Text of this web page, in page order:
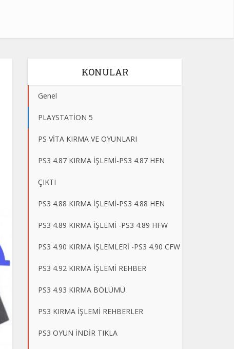
KONULAR
Genel
PLAYSTATİON 5
PS VİTA KIRMA VE OYUNLARI
PS3 4.87 KIRMA İŞLEMİ-PS3 4.87 HEN
ÇIKTI
PS3 4.88 KIRMA İŞLEMİ-PS3 4.88 HEN
PS3 4.89 KIRMA İŞLEMİ -PS3 4.89 HFW
PS3 4.90 KIRMA İŞLEMLERİ -PS3 4.90 CFW
PS3 4.92 KIRMA İŞLEMİ REHBER
PS3 4.93 KIRMA BÖLÜMÜ
PS3 KIRMA İŞLEMİ REHBERLER
PS3 OYUN İNDİR TIKLA